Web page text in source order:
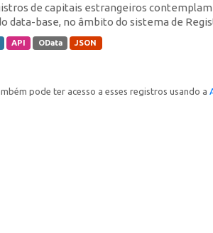
de capitais estrangeiros
data-base, no âmbito do sistema de
API OData JSON
pode ter acesso a esses registros usando a